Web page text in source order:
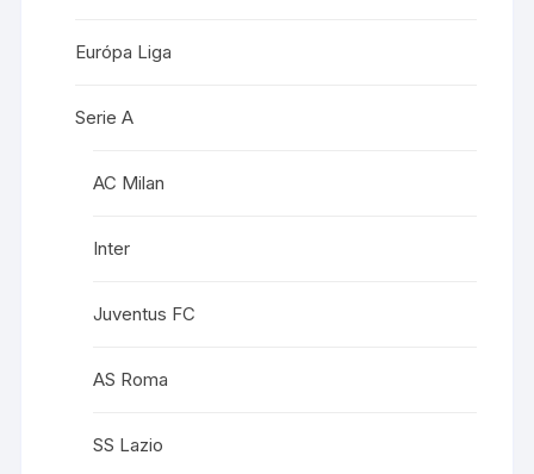
Európa Liga
Serie A
AC Milan
Inter
Juventus FC
AS Roma
SS Lazio